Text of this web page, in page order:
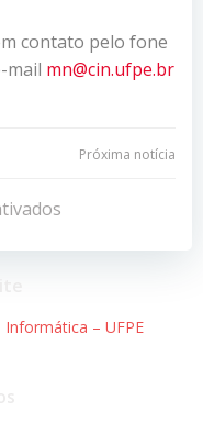
contato pelo fone
mail mn@cin.ufpe.br
Próxima notícia
– UFPE